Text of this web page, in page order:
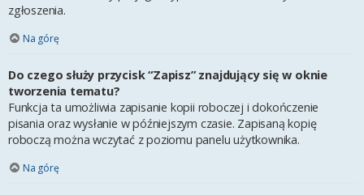
zgłoszenia.
Na górę
Do czego służy przycisk “Zapisz” znajdujący się w oknie
tworzenia tematu?
Funkcja ta umożliwia zapisanie kopii roboczej i dokończenie
pisania oraz wysłanie w późniejszym czasie. Zapisaną kopię
roboczą można wczytać z poziomu panelu użytkownika.
Na górę